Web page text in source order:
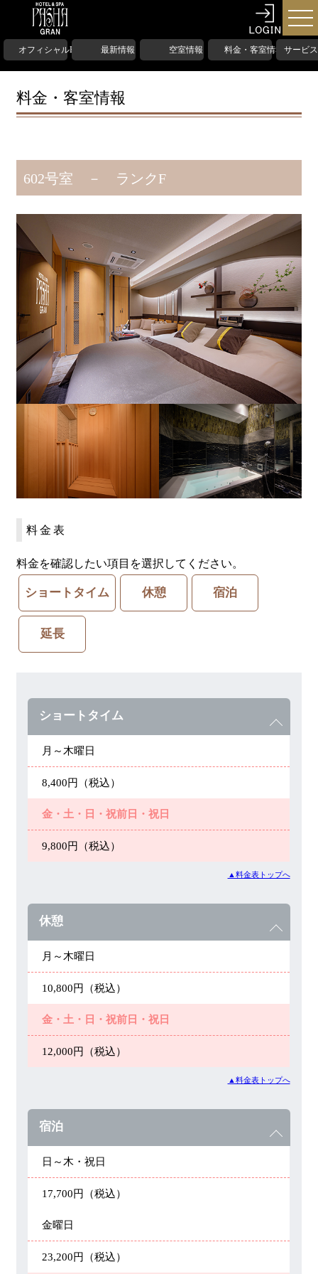
オフィシャルHP 最新情報 空室情報 料金・客室情報 サービ
料金・客室情報
602号室 － ランクF
料金表
料金を確認したい項目を選択してください。
ショートタイム 休憩 宿泊
延長
ショートタイム
月～木曜日
8,400円（税込）
金・土・日・祝前日・祝日
9,800円（税込）
▲料金表トップへ
休憩
月～木曜日
10,800円（税込）
金・土・日・祝前日・祝日
12,000円（税込）
▲料金表トップへ
宿泊
日～木・祝日
17,700円（税込）
金曜日
23,200円（税込）